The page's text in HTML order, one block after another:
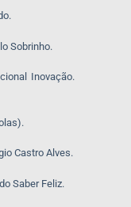
Sobrinho.
Inovação.
Castro Alves.
Saber Feliz.